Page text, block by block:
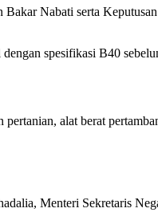
Bakar Nabati serta
spesifikasi B40
alat berat
Menteri Sekretaris